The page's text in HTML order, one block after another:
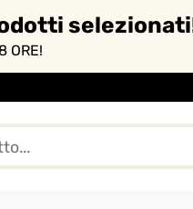
ORE!